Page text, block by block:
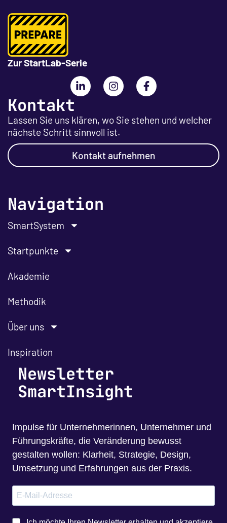
Zur StartLab-Serie
Kontakt
Lassen Sie uns klären, wo Sie stehen und welcher
nächste Schritt sinnvoll ist.
Kontakt aufnehmen
Navigation
SmartSystem
Startpunkte
Akademie
Methodik
Über uns
Inspiration
Newsletter
SmartInsight
Impulse für Unternehmerinnen, Unternehmer und
Führungskräfte, die Veränderung bewusst
gestalten wollen: Klarheit, Strategie, Design,
Umsetzung und Erfahrungen aus der Praxis.